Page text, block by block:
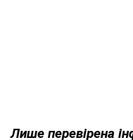
Лише перевірена